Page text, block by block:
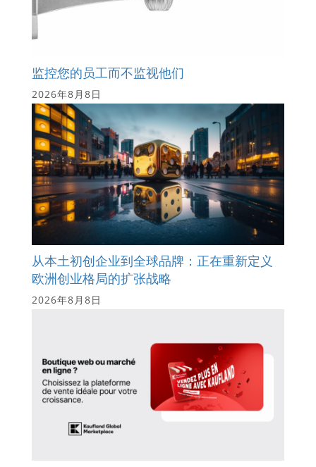
监控您的员工而不监视他们
2026年8月8日
从本土初创企业到全球品牌：正在重新定义
欧洲创业格局的扩张战略
2026年8月8日